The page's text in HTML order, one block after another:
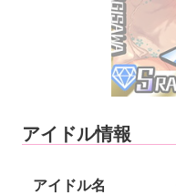
アイドル情報
アイドル名